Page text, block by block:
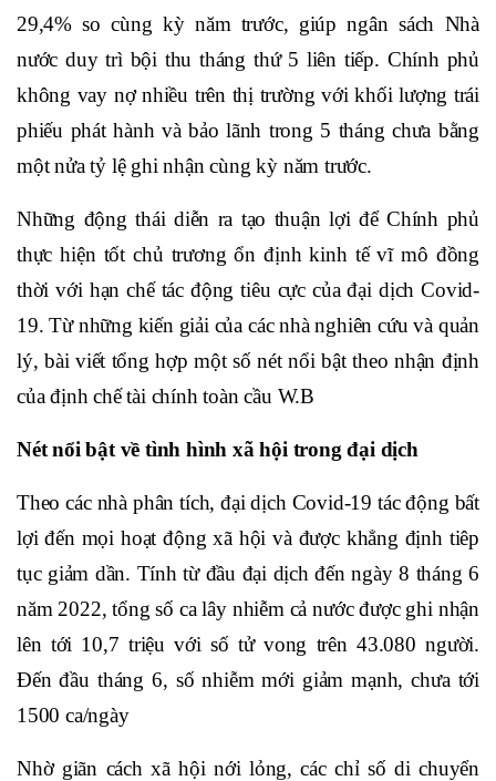
29,4% so cùng kỳ năm trước, giúp ngân sách Nhà
nước duy trì bội thu tháng thứ 5 liên tiếp. Chính phủ
không vay nợ nhiều trên thị trường với khối lượng trái
phiếu phát hành và bảo lãnh trong 5 tháng chưa bằng
một nửa tỷ lệ ghi nhận cùng kỳ năm trước.
Những động thái diễn ra tạo thuận lợi để Chính phủ
thực hiện tốt chủ trương ổn định kinh tế vĩ mô đồng
thời với hạn chế tác động tiêu cực của đại dịch Covid-
19. Từ những kiến giải của các nhà nghiên cứu và quản
lý, bài viết tổng hợp một số nét nổi bật theo nhận định
của định chế tài chính toàn cầu W.B
Nét nổi bật về tình hình xã hội trong đại dịch
Theo các nhà phân tích, đại dịch Covid-19 tác động bất
lợi đến mọi hoạt động xã hội và được khẳng định tiêp
tục giảm dần. Tính từ đầu đại dịch đến ngày 8 tháng 6
năm 2022, tổng số ca lây nhiễm cả nước được ghi nhận
lên tới 10,7 triệu với số tử vong trên 43.080 người.
Đến đầu tháng 6, số nhiễm mới giảm mạnh, chưa tới
1500 ca/ngày
Nhờ giãn cách xã hội nới lỏng, các chỉ số di chuyển